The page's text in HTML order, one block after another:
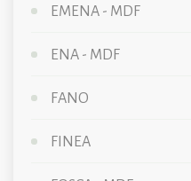
EMENA - MDF
ENA - MDF
FANO
FINEA